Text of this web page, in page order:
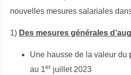
nouvelles mesures salariales
1) Des mesures générales
Une hausse de la valeur du
au 1er juillet 2023